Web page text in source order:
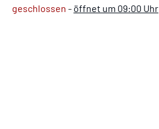
geschlossen - öffnet um 09:00 Uhr